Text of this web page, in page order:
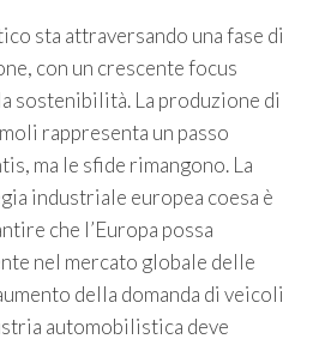
sta attraversando una fase di
con un crescente focus
sostenibilità. La produzione di
rappresenta un passo
ma le sfide rimangono. La
industriale europea coesa è
che l’Europa possa
nel mercato globale delle
della domanda di veicoli
automobilistica deve